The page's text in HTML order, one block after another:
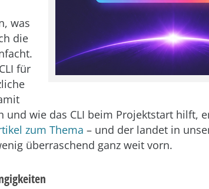
was
die
für
und wie das CLI beim Projektstart hilft,
zum Thema – und der landet in
überraschend ganz weit vorn.